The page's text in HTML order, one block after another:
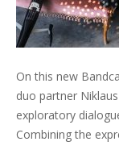
On this new
duo partner
exploratory
Combining the